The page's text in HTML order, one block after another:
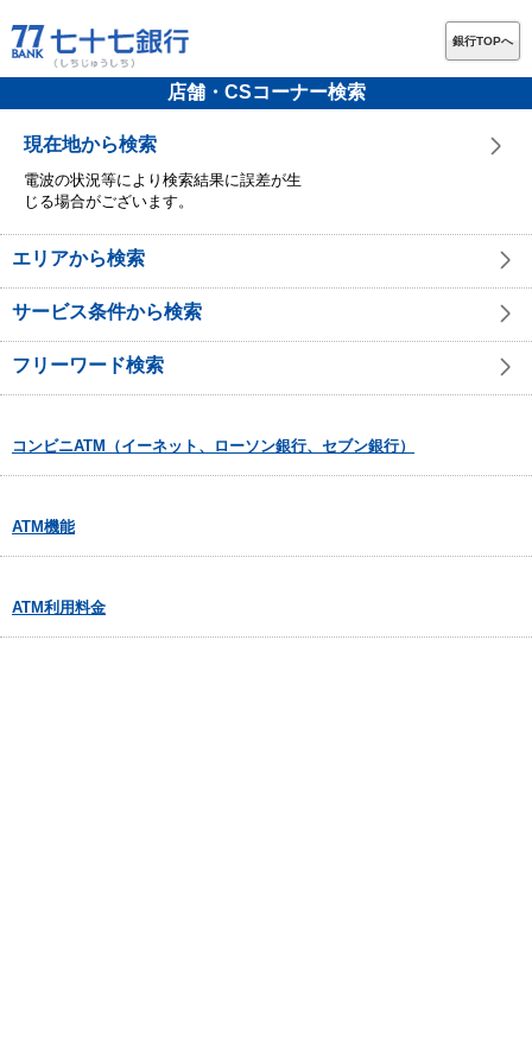
銀行TOPへ
店舗・CSコーナー検索
現在地から検索
電波の状況等により検索結果に誤差が生
じる場合がございます。
エリアから検索
サービス条件から検索
フリーワード検索
コンビニATM（イーネット、ローソン銀行、セブン銀行）
ATM機能
ATM利用料金